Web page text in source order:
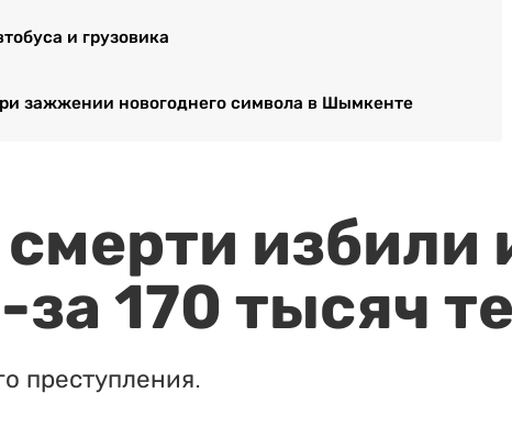
и грузовика
зажжении новогоднего символа в Шымкенте
избили
170 тысяч
преступления.